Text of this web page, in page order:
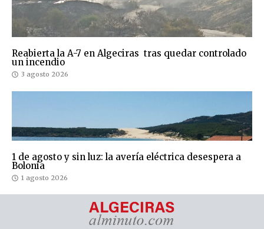
Reabierta la A-7 en Algeciras tras quedar controlado
un incendio
3 agosto 2026
1 de agosto y sin luz: la avería eléctrica desespera a
Bolonia
1 agosto 2026